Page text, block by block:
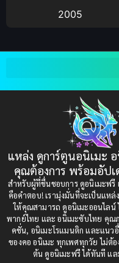
Bitch (ผู้หญิงร่าน)
Bondage (ทาส)(1)
(1)
Censored (เซ็นเซอร์)
Comedy (ตลก)(235)
Comedy (ตลก)(85)
Comic Book การ์ตูน
2005
2001
1997
1993
1991
1989
1987
1984
1982
1980
แหล่ง ดูการ์ตูนอนิเมะ
คุณต้องการ พร้อมอัป
สำหรับผู้ที่ชื่นชอบการ ดูอนิเมะฟรี
คือคำตอบ! เรามุ่งมั่นที่จะเป็นแห
ให้คุณสามารถ ดูอนิเมะออนไลน์
พากย์ไทย และ อนิเมะซับไทย คุณ
คชั่น, อนิเมะโรแมนติก และแน
ของคอ อนิเมะ ทุกเพศทุกวัย ไม่ต้อ
ต้น ดูอนิเมะฟรี ได้ทันที แ